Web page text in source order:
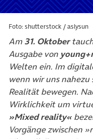
Foto: shutterstock / aslysun
Am 31. Oktober
Ausgabe von
Welten ein. Im
wenn wir uns
Realität bewegen.
Wirklichkeit um
»Mixed reality«
Vorgänge zwischen